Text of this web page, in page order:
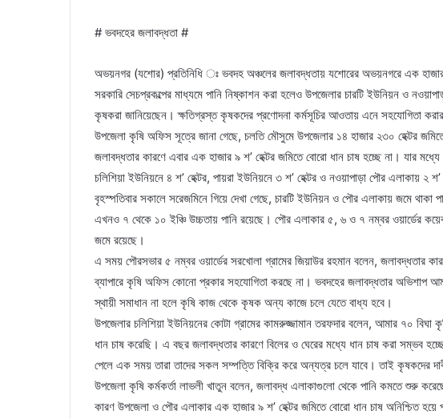
# ভবদহের জলাবদ্ধতা #
অভয়নগর (যশোর) প্রতিনিধি ঃ ভবদহ অঞ্চলের জলাবদ্ধতায় যশোরের অভয়নগরে এক হাজার
সরকারি সেচপ্রকল্পের মাধ্যমে পানি নিষ্কাশন করা হলেও উপজেলার চারটি ইউনিয়ন ও
কৃষকরা জানিয়েছেন। ক্ষতিগ্রস্ত কৃষকদের প্রণোদনা কর্মসূচির আওতায় এনে সহযোগিতা
উপজেলা কৃষি অফিস সূত্রে জানা গেছে, চলতি মৌসুমে উপজেলার ১৪ হাজার ২৩০ হেক্টর জমিতে
জলাবদ্ধতার কারণে এবার এক হাজার ৯ শ’ হেক্টর জমিতে বোরো ধান চাষ হচ্ছে না। যার
চলিশিয়া ইউনিয়নে ৪ শ’ হেক্টর, পায়রা ইউনিয়নে ৩ শ’ হেক্টর ও নওয়াপাড়া পৌর এলাকায় ২ শ’
বৃহস্পতিবার সকালে সরেজমিনে গিয়ে দেখা গেছে, চারটি ইউনিয়ন ও পৌর এলাকায় জমে
এখনও ৭ থেকে ১০ ইঞ্চি উচ্চতায় পানি রয়েছে। পৌর এলাকার ৫, ৬ ও ৭ নম্বর ওয়ার্ডের
জমে রয়েছে।
এ সময় পৌরসভার ৫ নম্বর ওয়ার্ডের সরখোলা গ্রামের জিয়াউর রহমান বলেন, জলাবদ্ধতার
ব্যাপারে কৃষি অফিস কোনো প্রকার সহযোগিতা করছে না। ভবদহের জলাবদ্ধতার অভিশাপ
স্থায়ী সমাধান না হলে কৃষি কাজ থেকে কৃষক অন্য কাজে চলে যেতে বাধ্য হবে।
উপজেলার চলিশিয়া ইউনিয়নের কোটা গ্রামের কামরুজ্জামান তরফদার বলেন, আমার ৭০
ধান চাষ করেছি। এ বছর জলাবদ্ধতার কারণে বিলের ও ঘেরের মধ্যে ধান চাষ করা সম্ভব
পেলে এক সময় তারা তাদের সকল সম্পত্তি বিক্রি করে অন্যত্র চলে যাবে। তাই কৃষকদের
উপজেলা কৃষি কর্মকর্তা লাভলী খাতুন বলেন, জলাবদ্ধ এলাকাগুলো থেকে পানি কমতে শুরু
কারণ উপজেলা ও পৌর এলাকার এক হাজার ৯ শ’ হেক্টর জমিতে বোরো ধান চাষ অনিশ্চিত